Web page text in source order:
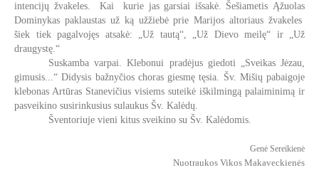
intencijų žvakeles. Kai kurie jas garsiai išsakė. Šešiametis Ąžuolas
Dominykas paklaustas už ką užžiebė prie Marijos altoriaus žvakeles
šiek tiek pagalvojęs atsakė: „Už tautą“, „Už Dievo meilę“ ir „Už
draugystę.“
Suskamba varpai. Klebonui pradėjus giedoti „Sveikas Jėzau,
gimusis...“ Didysis bažnyčios choras giesmę tęsia. Šv. Mišių pabaigoje
klebonas Artūras Stanevičius visiems suteikė iškilmingą palaiminimą ir
pasveikino susirinkusius sulaukus Šv. Kalėdų.
Šventoriuje vieni kitus sveikino su Šv. Kalėdomis.
Genė Sereikienė
Nuotraukos Vikos Makaveckienės